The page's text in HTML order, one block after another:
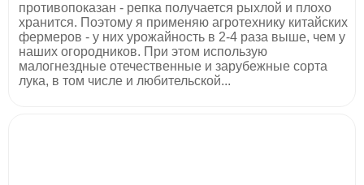
противопоказан - репка получается рыхлой и плохо
хранится. Поэтому я применяю агротехнику китайских
фермеров - у них урожайность в 2-4 раза выше, чем у
наших огородников. При этом использую
малогнездные отечественные и зарубежные сорта
лука, в том числе и любительской...